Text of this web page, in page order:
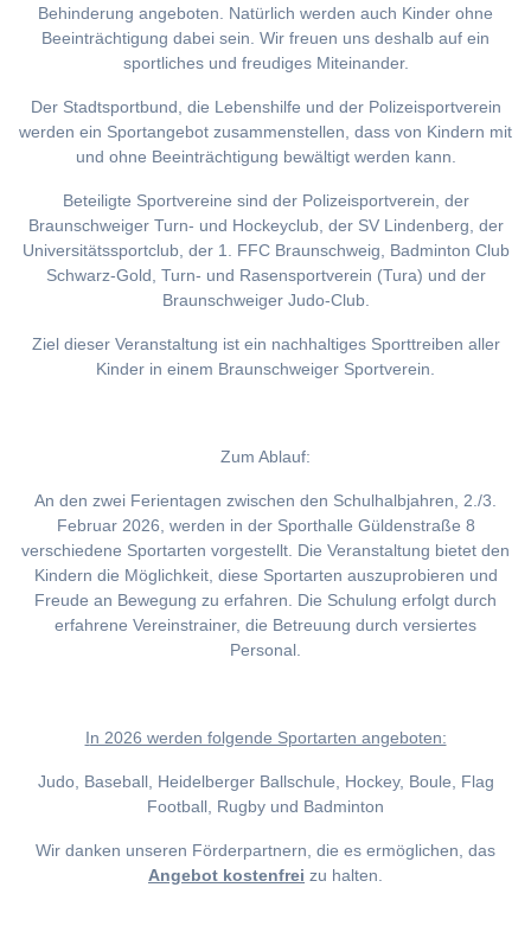
Behinderung angeboten. Natürlich werden auch Kinder ohne
Beeinträchtigung dabei sein. Wir freuen uns deshalb auf ein
sportliches und freudiges Miteinander.
Der Stadtsportbund, die Lebenshilfe und der Polizeisportverein
werden ein Sportangebot zusammenstellen, dass von Kindern mit
und ohne Beeinträchtigung bewältigt werden kann.
Beteiligte Sportvereine sind der Polizeisportverein, der
Braunschweiger Turn- und Hockeyclub, der SV Lindenberg, der
Universitätssportclub, der 1. FFC Braunschweig, Badminton Club
Schwarz-Gold, Turn- und Rasensportverein (Tura) und der
Braunschweiger Judo-Club.
Ziel dieser Veranstaltung ist ein nachhaltiges Sporttreiben aller
Kinder in einem Braunschweiger Sportverein.
Zum Ablauf:
An den zwei Ferientagen zwischen den Schulhalbjahren, 2./3.
Februar 2026, werden in der Sporthalle Güldenstraße 8
verschiedene Sportarten vorgestellt. Die Veranstaltung bietet den
Kindern die Möglichkeit, diese Sportarten auszuprobieren und
Freude an Bewegung zu erfahren. Die Schulung erfolgt durch
erfahrene Vereinstrainer, die Betreuung durch versiertes
Personal.
In 2026 werden folgende Sportarten angeboten:
Judo, Baseball, Heidelberger Ballschule, Hockey, Boule, Flag
Football, Rugby und Badminton
Wir danken unseren Förderpartnern, die es ermöglichen, das
Angebot kostenfrei zu halten.